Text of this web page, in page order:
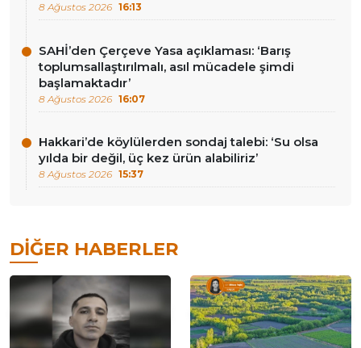
8 Ağustos 2026 16:13
SAHİ’den Çerçeve Yasa açıklaması: ‘Barış
toplumsallaştırılmalı, asıl mücadele şimdi
başlamaktadır’
8 Ağustos 2026 16:07
Hakkari’de köylülerden sondaj talebi: ‘Su olsa
yılda bir değil, üç kez ürün alabiliriz’
8 Ağustos 2026 15:37
DIĞER HABERLER